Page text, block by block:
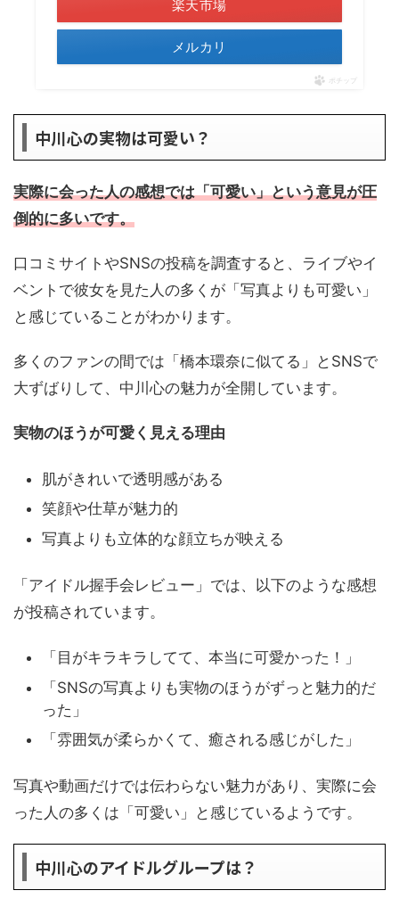
楽天市場
メルカリ
ポチップ
中川心の実物は可愛い？
実際に会った人の感想では「可愛い」という意見が圧
倒的に多いです。
口コミサイトやSNSの投稿を調査すると、ライブやイ
ベントで彼女を見た人の多くが「写真よりも可愛い」
と感じていることがわかります。
多くのファンの間では「橋本環奈に似てる」とSNSで
大ずばりして、中川心の魅力が全開しています。
実物のほうが可愛く見える理由
肌がきれいで透明感がある
笑顔や仕草が魅力的
写真よりも立体的な顔立ちが映える
「アイドル握手会レビュー」では、以下のような感想
が投稿されています。
「目がキラキラしてて、本当に可愛かった！」
「SNSの写真よりも実物のほうがずっと魅力的だ
った」
「雰囲気が柔らかくて、癒される感じがした」
写真や動画だけでは伝わらない魅力があり、実際に会
った人の多くは「可愛い」と感じているようです。
中川心のアイドルグループは？